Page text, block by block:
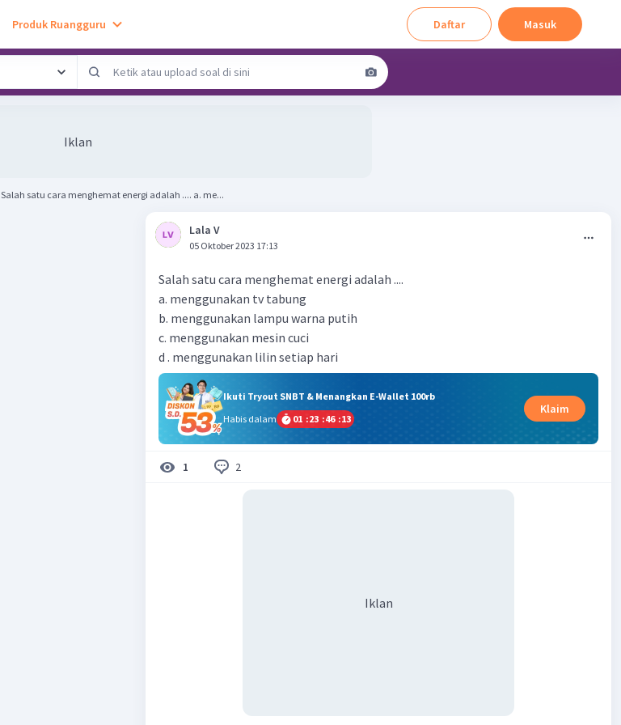
Produk Ruangguru Daftar Masuk
Iklan
Salah satu cara menghemat energi adalah .... a. me...
Lala V
05 Oktober 2023 17:13
Salah satu cara menghemat energi adalah ....
a. menggunakan tv tabung
b. menggunakan lampu warna putih
c. menggunakan mesin cuci
d . menggunakan lilin setiap hari
Ikuti Tryout SNBT & Menangkan E-Wallet 100rb
Habis dalam
01 :23 :46 :13
Klaim
1 2
Iklan